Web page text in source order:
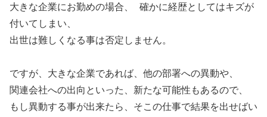
大きな企業にお勤めの場合、 確かに経歴としてはキズが
付いてしまい、
出世は難しくなる事は否定しません。
ですが、大きな企業であれば、他の部署への異動や、
関連会社への出向といった、新たな可能性もあるので、
もし異動する事が出来たら、そこの仕事で結果を出せばい